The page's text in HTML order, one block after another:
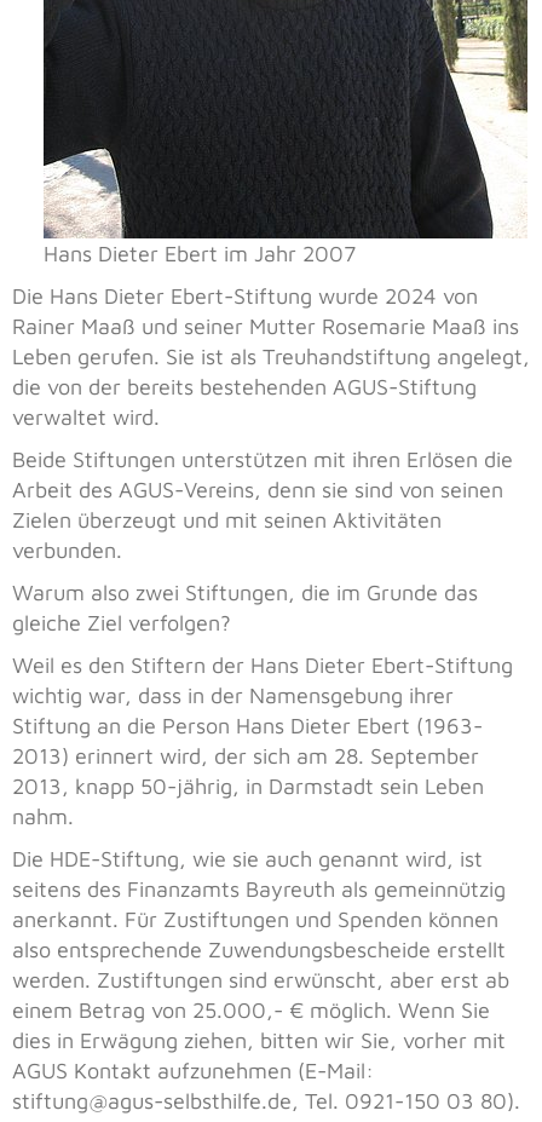
Hans Dieter Ebert im Jahr 2007
Die Hans Dieter Ebert-Stiftung wurde 2024 von
Rainer Maaß und seiner Mutter Rosemarie Maaß ins
Leben gerufen. Sie ist als Treuhandstiftung angelegt,
die von der bereits bestehenden AGUS-Stiftung
verwaltet wird.
Beide Stiftungen unterstützen mit ihren Erlösen die
Arbeit des AGUS-Vereins, denn sie sind von seinen
Zielen überzeugt und mit seinen Aktivitäten
verbunden.
Warum also zwei Stiftungen, die im Grunde das
gleiche Ziel verfolgen?
Weil es den Stiftern der Hans Dieter Ebert-Stiftung
wichtig war, dass in der Namensgebung ihrer
Stiftung an die Person Hans Dieter Ebert (1963-
2013) erinnert wird, der sich am 28. September
2013, knapp 50-jährig, in Darmstadt sein Leben
nahm.
Die HDE-Stiftung, wie sie auch genannt wird, ist
seitens des Finanzamts Bayreuth als gemeinnützig
anerkannt. Für Zustiftungen und Spenden können
also entsprechende Zuwendungsbescheide erstellt
werden. Zustiftungen sind erwünscht, aber erst ab
einem Betrag von 25.000,- € möglich. Wenn Sie
dies in Erwägung ziehen, bitten wir Sie, vorher mit
AGUS Kontakt aufzunehmen (E-Mail:
stiftung@agus-selbsthilfe.de, Tel. 0921-150 03 80).